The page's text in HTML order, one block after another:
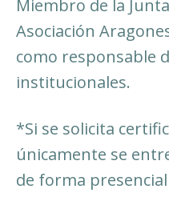
Miembro de la
Asociación
como responsable
institucionales.
*Si se solicita
únicamente se
de forma presencial